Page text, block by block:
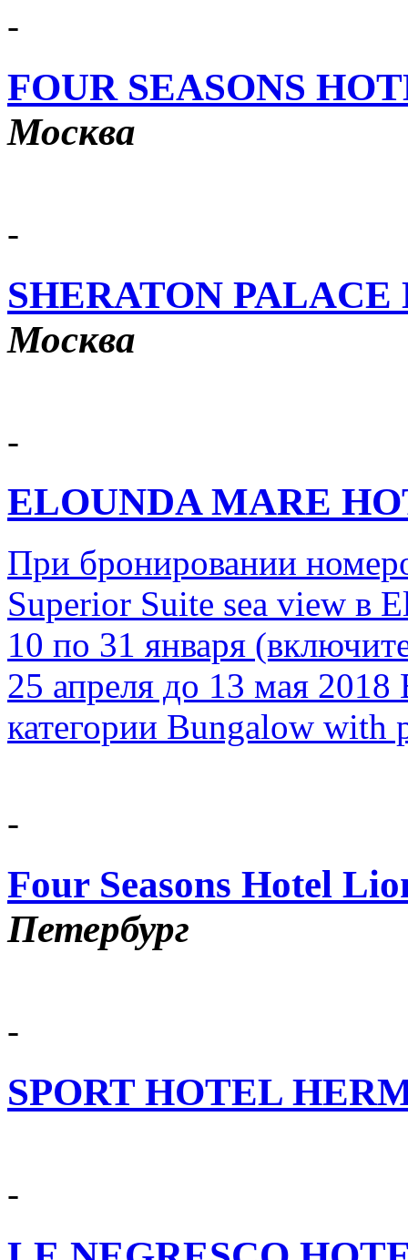
-
FOUR SEASONS
Москва
-
SHERATON
Москва
-
ELOUNDA MARE
При бронировании
Superior Suite sea view в
10 по 31 января
25 апреля до 13 мая
категории Bungalow with
-
Four Seasons Hotel
Петербург
-
SPORT HOTEL
-